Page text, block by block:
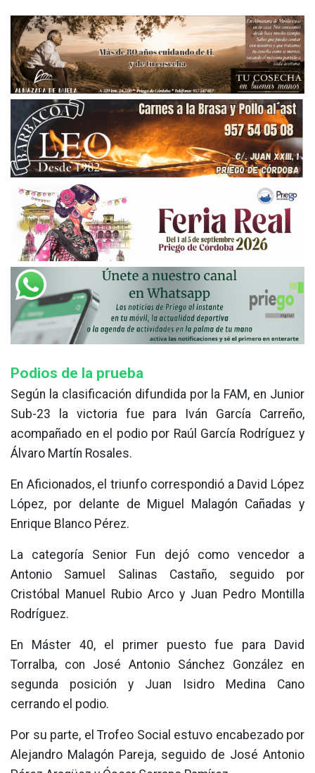
Podios de la prueba
Según la clasificación difundida por la FAM, en Junior
Sub-23 la victoria fue para Iván García Carreño,
acompañado en el podio por Raúl García Rodríguez y
Álvaro Martín Rosales.
En Aficionados, el triunfo correspondió a David López
López, por delante de Miguel Malagón Cañadas y
Enrique Blanco Pérez.
La categoría Senior Fun dejó como vencedor a
Antonio Samuel Salinas Castaño, seguido por
Cristóbal Manuel Rubio Arco y Juan Pedro Montilla
Rodríguez.
En Máster 40, el primer puesto fue para David
Torralba, con José Antonio Sánchez González en
segunda posición y Juan Isidro Medina Cano
cerrando el podio.
Por su parte, el Trofeo Social estuvo encabezado por
Alejandro Malagón Pareja, seguido de José Antonio